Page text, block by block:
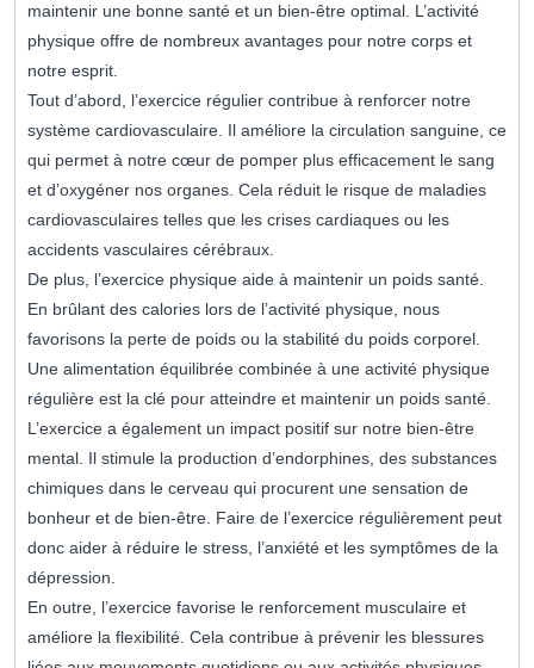
maintenir une bonne santé et un bien-être optimal. L’activité
physique offre de nombreux avantages pour notre corps et
notre esprit.
Tout d’abord, l’exercice régulier contribue à renforcer notre
système cardiovasculaire. Il améliore la circulation sanguine, ce
qui permet à notre cœur de pomper plus efficacement le sang
et d’oxygéner nos organes. Cela réduit le risque de maladies
cardiovasculaires telles que les crises cardiaques ou les
accidents vasculaires cérébraux.
De plus, l’exercice physique aide à maintenir un poids santé.
En brûlant des calories lors de l’activité physique, nous
favorisons la perte de poids ou la stabilité du poids corporel.
Une alimentation équilibrée combinée à une activité physique
régulière est la clé pour atteindre et maintenir un poids santé.
L’exercice a également un impact positif sur notre bien-être
mental. Il stimule la production d’endorphines, des substances
chimiques dans le cerveau qui procurent une sensation de
bonheur et de bien-être. Faire de l’exercice régulièrement peut
donc aider à réduire le stress, l’anxiété et les symptômes de la
dépression.
En outre, l’exercice favorise le renforcement musculaire et
améliore la flexibilité. Cela contribue à prévenir les blessures